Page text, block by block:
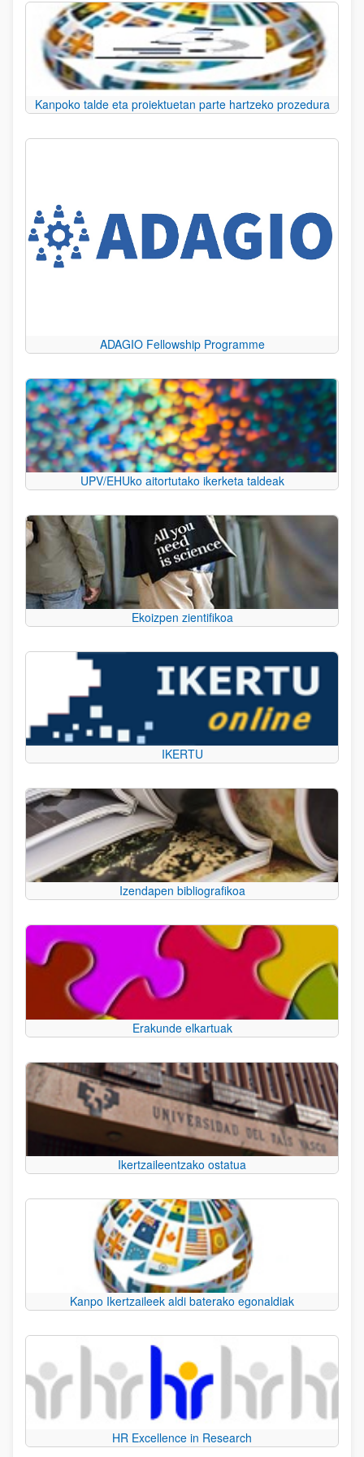
Kanpoko talde eta proiektuetan parte hartzeko prozedura
ADAGIO Fellowship Programme
UPV/EHUko aitortutako ikerketa taldeak
Ekoizpen zientifikoa
IKERTU
Izendapen bibliografikoa
Erakunde elkartuak
Ikertzaileentzako ostatua
Kanpo Ikertzaileek aldi baterako egonaldiak
HR Excellence in Research